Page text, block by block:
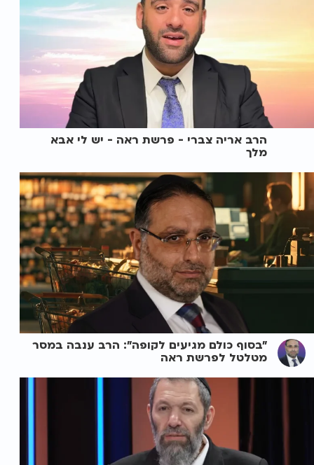
הרב אריה צברי - פרשת ראה - יש לי אבא
מלך
"בסוף כולם מגיעים לקופה": הרב ענבה במסר
מטלטל לפרשת ראה